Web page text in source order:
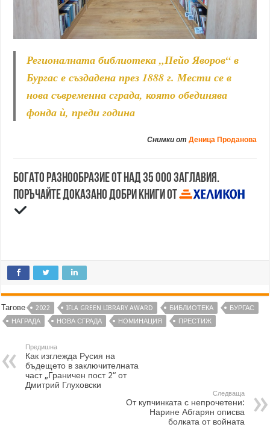
Регионалната библиотека „Пейо Яворов“ в
Бургас е създадена през 1888 г. Мести се в
нова съвременна сграда, която обединява
фонда ѝ, преди година
Снимки от Деница Проданова
Богато разнообразие от над 35 000 заглавия.
Поръчайте доказано добри книги от
Тагове 2022 IFLA GREEN LIBRARY AWARD БИБЛИОТЕКА
БУРГАС
НАГРАДА
НОВА СГРАДА НОМИНАЦИЯ ПРЕСТИЖ
Предишна
Как изглежда Русия на
бъдещето в заключителната
част „Граничен пост 2“ от
Дмитрий Глуховски
Следваща
От купчинката с непрочетени:
Нарине Абгарян описва
болката от войната